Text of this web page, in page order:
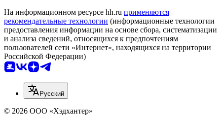
На информационном ресурсе hh.ru применяются
рекомендательные технологии (информационные технологии
предоставления информации на основе сбора, систематизации
и анализа сведений, относящихся к предпочтениям
пользователей сети «Интернет», находящихся на территории
Российской Федерации)
Русский
© 2026 ООО «Хэдхантер»